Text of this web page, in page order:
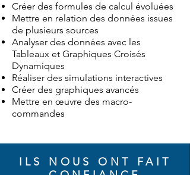
Créer des formules de calcul évoluées
Mettre en relation des données issues
de plusieurs sources
Analyser des données avec les
Tableaux et Graphiques Croisés
Dynamiques
Réaliser des simulations interactives
Créer des graphiques avancés
Mettre en œuvre des macro-
commandes
ILS NOUS ONT FAIT